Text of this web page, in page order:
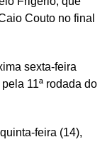
Couto no final
sexta-feira
11ª rodada do
feira (14),